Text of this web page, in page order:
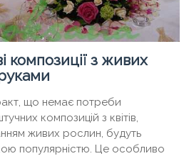
композиції з живих
що немає потреби
композицій з квітів,
живих рослин, будуть
популярністю. Це особливо